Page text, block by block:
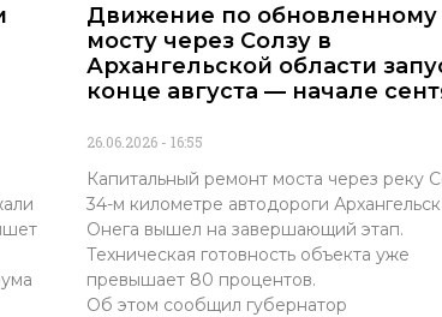
Движение по обновленному
мосту через Солзу в
Архангельской области
конце августа — начале
26.06.2026 16:55
Капитальный ремонт моста через реку
34-м километре автодороги
Онега вышел на завершающий этап.
Техническая готовность объекта уже
превышает 80 процентов.
Об этом сообщил губернатор